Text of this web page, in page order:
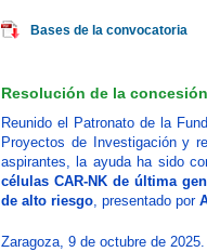
Bases de la convocatoria
Resolución de la concesión
Reunido el Patronato de la
Proyectos de Investigación y
aspirantes, la ayuda ha sido
células CAR-NK de última
de alto riesgo, presentado por
Zaragoza, 9 de octubre de 2025.